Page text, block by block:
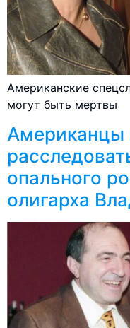
Американские
могут быть мертвы
Американцы
опального
олигарха